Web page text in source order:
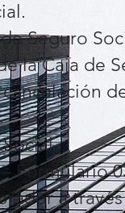
Seguro
la Caja de
Formulario
a